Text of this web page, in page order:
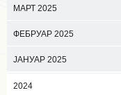
МАРТ 2025
ФЕБРУАР 2025
ЈАНУАР 2025
2024